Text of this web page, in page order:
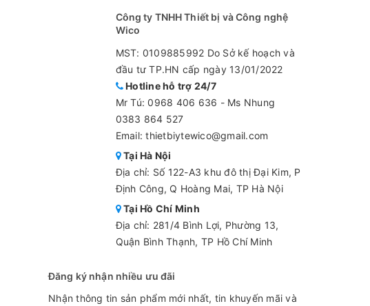
Công ty TNHH Thiết bị và Công nghệ
Wico
MST: 0109885992 Do Sở kế hoạch và
đầu tư TP.HN cấp ngày 13/01/2022
Hotline hỗ trợ 24/7
Mr Tú:0968 406 636 - Ms Nhung
0383 864 527
Email: thietbiytewico@gmail.com
Tại Hà Nội
Địa chỉ: Số 122-A3 khu đô thị Đại Kim, P
Định Công, Q Hoàng Mai, TP Hà Nội
Tại Hồ Chí Minh
Địa chỉ: 281/4 Bình Lợi, Phường 13,
Quận Bình Thạnh, TP Hồ Chí Minh
Đăng ký nhận nhiều ưu đãi
Nhận thông tin sản phẩm mới nhất, tin khuyến mãi và